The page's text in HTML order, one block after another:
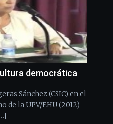
democrática
Sánchez (CSIC) en el
de la UPV/EHU (2012)